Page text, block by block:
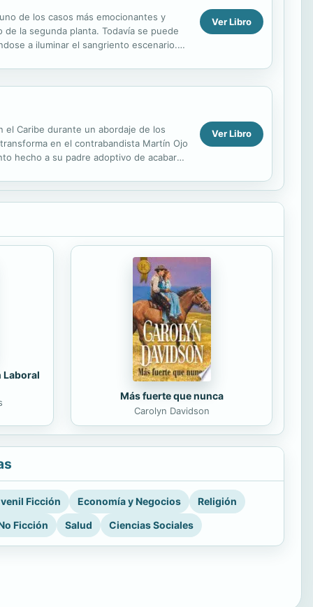
de los casos más emocionantes y
la segunda planta. Todavía se puede
a iluminar el sangriento escenario.
Ver Libro
el Caribe durante un abordaje de los
en el contrabandista Martín Ojo
hecho a su padre adoptivo de acabar
Ver Libro
Laboral
Más fuerte que nunca
Carolyn Davidson
Ficción Economía y Negocios
Religión
Ficción
Salud Ciencias Sociales